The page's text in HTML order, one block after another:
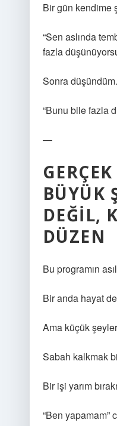
Bir gün kendime
“Sen aslında
fazla
Sonra
“Bunu bile fazla
—
BÜYÜK
DEĞIL,
DÜZEN
Bu programın
Bir anda hayat
Ama küçük
Sabah kalkmak
Bir işi yarım
“Ben yapamam”